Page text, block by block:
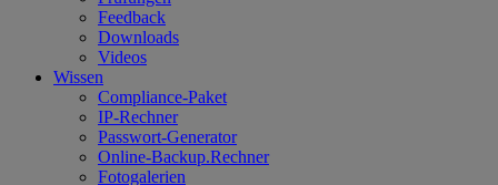
Feedback
Downloads
Videos
Wissen
Compliance-Paket
IP-Rechner
Passwort-Generator
Online-Backup.Rechner
Fotogalerien